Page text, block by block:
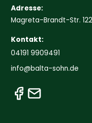
Adresse:
Magreta-Brandt-Str.
Kontakt:
04191 9909491
info@balta-sohn.de